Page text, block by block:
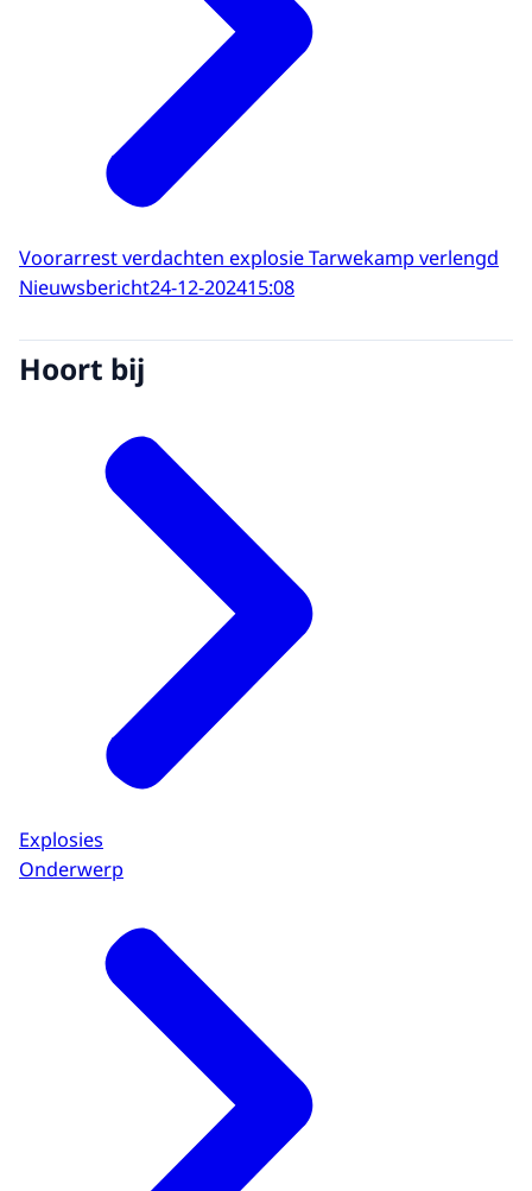
Voorarrest verdachten explosie Tarwekamp verlengd
Nieuwsbericht24-12-202415:08
Hoort bij
Explosies
Onderwerp